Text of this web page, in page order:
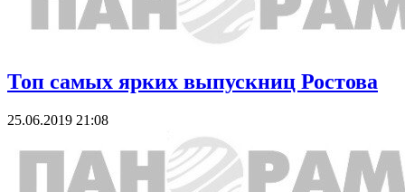
Топ самых ярких выпускниц Ростова
25.06.2019 21:08